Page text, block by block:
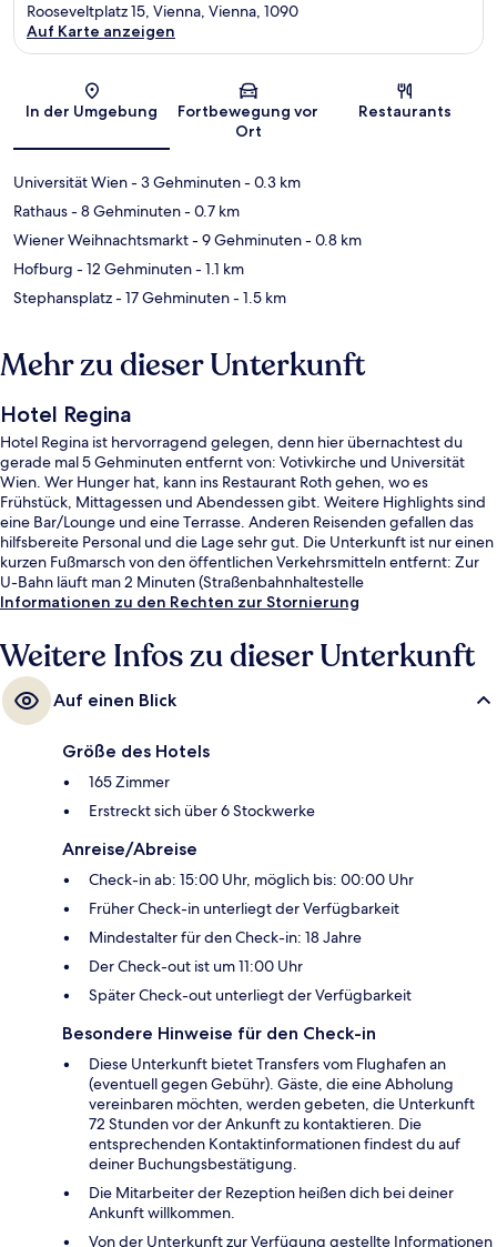
Karte
Rooseveltplatz 15, Vienna, Vienna, 1090
Auf Karte anzeigen
In der Umgebung
Fortbewegung vor
Ort
Restaurants
Universität Wien- 3 Gehminuten- 0.3 km
Rathaus- 8 Gehminuten- 0.7 km
Wiener Weihnachtsmarkt- 9 Gehminuten- 0.8 km
Hofburg - 12 Gehminuten- 1.1 km
Stephansplatz- 17 Gehminuten- 1.5 km
Mehr zu dieser Unterkunft
Hotel Regina
Hotel Regina ist hervorragend gelegen, denn hier übernachtest du
gerade mal 5 Gehminuten entfernt von: Votivkirche und Universität
Wien. Wer Hunger hat, kann ins Restaurant Roth gehen, wo es
Frühstück, Mittagessen und Abendessen gibt. Weitere Highlights sind
eine Bar/Lounge und eine Terrasse. Anderen Reisenden gefallen das
hilfsbereite Personal und die Lage sehr gut. Die Unterkunft ist nur einen
kurzen Fußmarsch von den öffentlichen Verkehrsmitteln entfernt: Zur
U-Bahn läuft man 2 Minuten (Straßenbahnhaltestelle
Schwarzspanierstraße) bzw. 5 Minuten (Straßenbahnhaltestelle
Informationen zu den Rechten zur Stornierung
Weitere Infos zu dieser Unterkunft
Auf einen Blick
Größe des Hotels
165 Zimmer
Erstreckt sich über 6 Stockwerke
Anreise/Abreise
Check-in ab: 15:00 Uhr, möglich bis: 00:00 Uhr
Früher Check-in unterliegt der Verfügbarkeit
Mindestalter für den Check-in: 18 Jahre
Der Check-out ist um 11:00 Uhr
Später Check-out unterliegt der Verfügbarkeit
Besondere Hinweise für den Check-in
Diese Unterkunft bietet Transfers vom Flughafen an
(eventuell gegen Gebühr). Gäste, die eine Abholung
vereinbaren möchten, werden gebeten, die Unterkunft
72 Stunden vor der Ankunft zu kontaktieren. Die
entsprechenden Kontaktinformationen findest du auf
deiner Buchungsbestätigung.
Die Mitarbeiter der Rezeption heißen dich bei deiner
Ankunft willkommen.
Von der Unterkunft zur Verfügung gestellte Informationen